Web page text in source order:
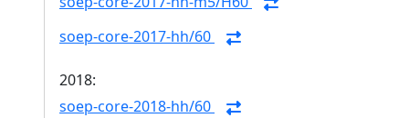
soep-core-2017-hh/60
2018:
soep-core-2018-hh/60